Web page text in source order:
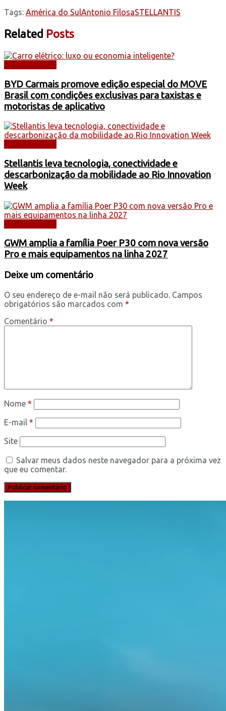
Tags: América do SulAntonio FilosaSTELLANTIS
Related Posts
BYD Carmais promove edição especial do MOVE
Brasil com condições exclusivas para taxistas e
motoristas de aplicativo
Stellantis leva tecnologia, conectividade e
descarbonização da mobilidade ao Rio Innovation
Week
GWM amplia a família Poer P30 com nova versão
Pro e mais equipamentos na linha 2027
Deixe um comentário
O seu endereço de e-mail não será publicado. Campos
obrigatórios são marcados com *
Comentário *
Nome *
E-mail *
Site
Salvar meus dados neste navegador para a próxima vez
que eu comentar.